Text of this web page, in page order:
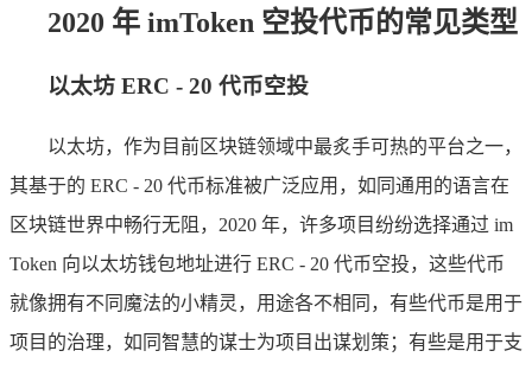
2020 年 imToken 空投代币的常见类型
以太坊 ERC - 20 代币空投
以太坊，作为目前区块链领域中最炙手可热的平台之一，
其基于的 ERC - 20 代币标准被广泛应用，如同通用的语言在
区块链世界中畅行无阻，2020 年，许多项目纷纷选择通过 im
Token 向以太坊钱包地址进行 ERC - 20 代币空投，这些代币
就像拥有不同魔法的小精灵，用途各不相同，有些代币是用于
项目的治理，如同智慧的谋士为项目出谋划策；有些是用于支